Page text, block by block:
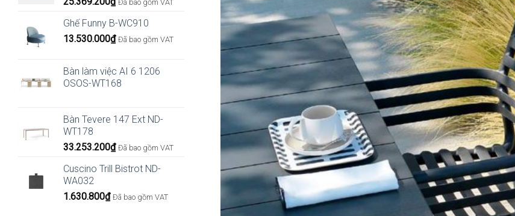
Đã bao gồm VAT
Ghế Funny B-WC910
13.530.000₫ Đã bao gồm VAT
Bàn làm việc AI 6 1206
OSOS-WT168
Bàn Tevere 147 Ext ND-
WT178
33.253.200₫ Đã bao gồm VAT
Cuscino Trill Bistrot ND-
WA032
1.630.800₫ Đã bao gồm VAT